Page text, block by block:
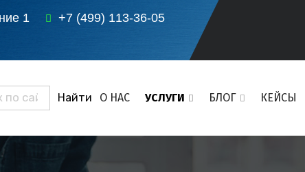
1
+7 (499) 113-36-05
О НАС УСЛУГИ БЛОГ КЕЙСЫ